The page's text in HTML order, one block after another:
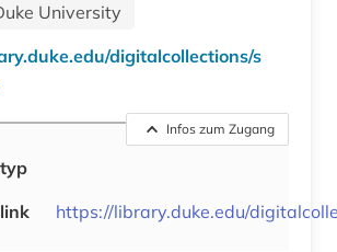
University
digitalcollections/s
Infos zum Zugang
https://library.duke.edu/